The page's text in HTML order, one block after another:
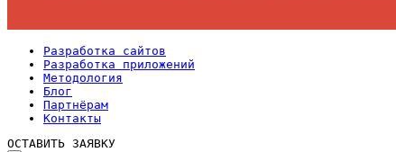
Разработка сайтов
Разработка приложений
Методология
Блог
Партнёрам
Контакты
ОСТАВИТЬ ЗАЯВКУ